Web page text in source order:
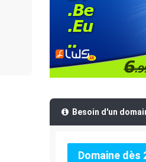
Besoin d'un
Domaine dès